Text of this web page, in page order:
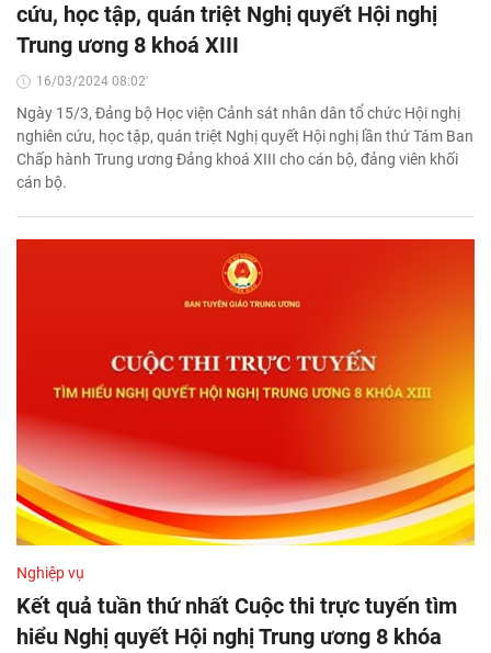
cứu, học tập, quán triệt Nghị quyết Hội nghị
Trung ương 8 khoá XIII
16/03/2024 08:02'
Ngày 15/3, Đảng bộ Học viện Cảnh sát nhân dân tổ chức Hội nghị
nghiên cứu, học tập, quán triệt Nghị quyết Hội nghị lần thứ Tám Ban
Chấp hành Trung ương Đảng khoá XIII cho cán bộ, đảng viên khối
cán bộ.
Nghiệp vụ
Kết quả tuần thứ nhất Cuộc thi trực tuyến tìm
hiểu Nghị quyết Hội nghị Trung ương 8 khóa